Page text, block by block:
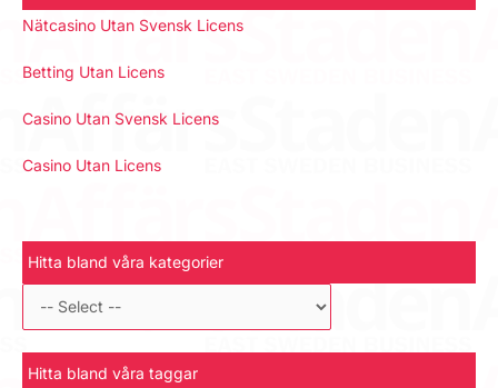
Nätcasino Utan Svensk Licens
Betting Utan Licens
Casino Utan Svensk Licens
Casino Utan Licens
Hitta bland våra kategorier
Hitta bland våra taggar